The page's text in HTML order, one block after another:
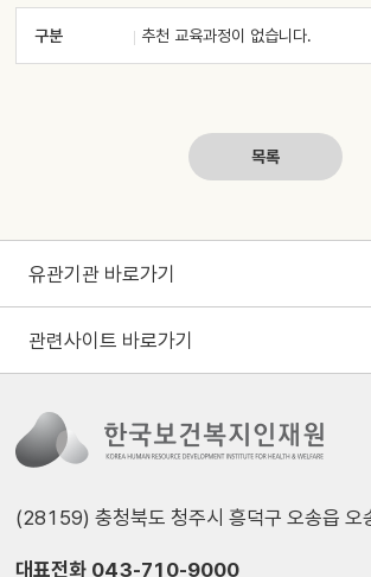
구분 추천 교육과정이 없습니다.
목록
유관기관 바로가기
관련사이트 바로가기
(28159) 충청북도 청주시 흥덕구 오송읍
대표전화 043-710-9000